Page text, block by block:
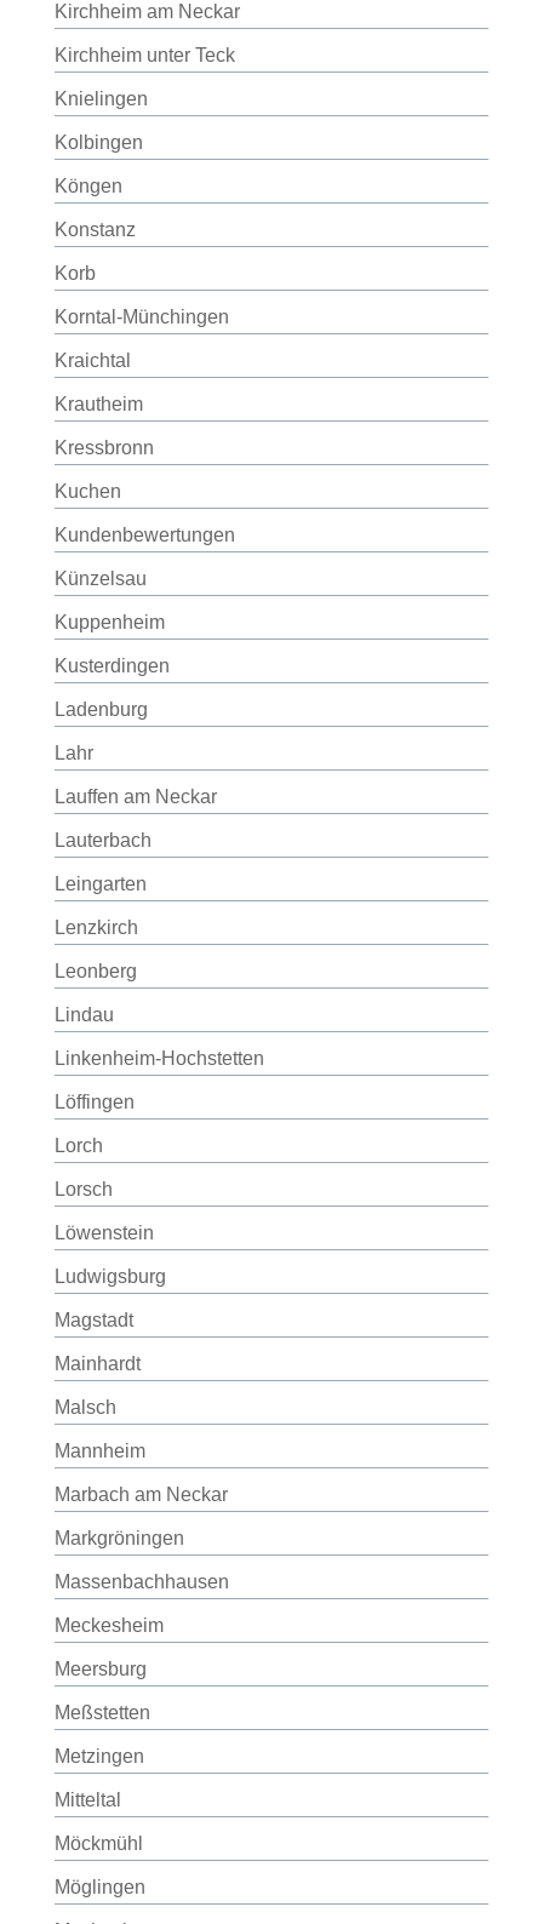
Kirchheim am Neckar
Kirchheim unter Teck
Knielingen
Kolbingen
Köngen
Konstanz
Korb
Korntal-Münchingen
Kraichtal
Krautheim
Kressbronn
Kuchen
Kundenbewertungen
Künzelsau
Kuppenheim
Kusterdingen
Ladenburg
Lahr
Lauffen am Neckar
Lauterbach
Leingarten
Lenzkirch
Leonberg
Lindau
Linkenheim-Hochstetten
Löffingen
Lorch
Lorsch
Löwenstein
Ludwigsburg
Magstadt
Mainhardt
Malsch
Mannheim
Marbach am Neckar
Markgröningen
Massenbachhausen
Meckesheim
Meersburg
Meßstetten
Metzingen
Mitteltal
Möckmühl
Möglingen